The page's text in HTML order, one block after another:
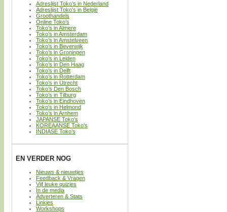
Adreslijst Toko’s in Nederland
Adreslijst Toko’s in België
Groothandels
Online Toko’s
Toko’s in Almere
Toko’s in Amsterdam
Toko’s in Amstelveen
Toko’s in Beverwijk
Toko’s in Groningen
Toko’s in Leiden
Toko’s in Den Haag
Toko’s in Delft
Toko’s in Rotterdam
Toko’s in Utrecht
Toko’s Den Bosch
Toko’s in Tilburg
Toko’s in Eindhoven
Toko’s in Helmond
Toko’s in Arnhem
JAPANSE Toko’s
KOREAANSE Toko’s
INDIASE Toko’s
EN VERDER NOG
Nieuws & nieuwtjes
Feedback & Vragen
Vijf leuke quizjes
In de media
Adverteren & Stats
Linkjes
Workshops